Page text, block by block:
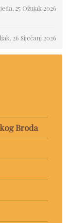
25 Ožujak 2026
26 Siječanj 2026
Broda